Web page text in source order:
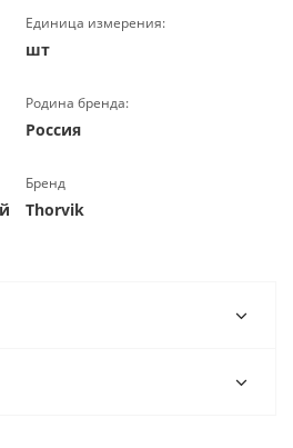
Единица измерения:
шт
Родина бренда:
Россия
Бренд
Thorvik